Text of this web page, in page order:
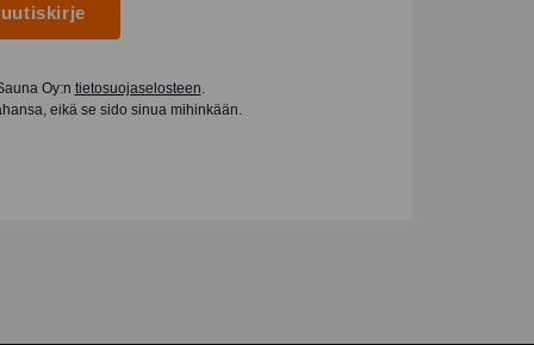
Oy:n tietosuojaselosteen.
eikä se sido sinua mihinkään.